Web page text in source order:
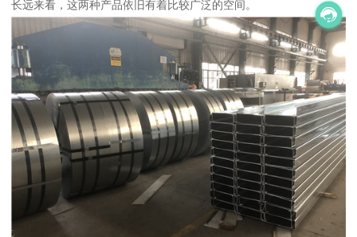
长远来看，这两种产品依旧有着比较广泛的空间。